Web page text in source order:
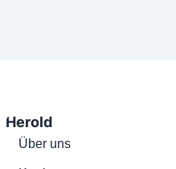
Herold
Über uns